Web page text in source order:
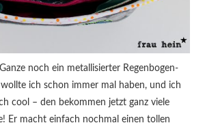
noch ein metallisierter Regenbogen-
wollte ich schon immer mal haben, und ich
cool – den bekommen jetzt ganz viele
Er macht einfach nochmal einen tollen